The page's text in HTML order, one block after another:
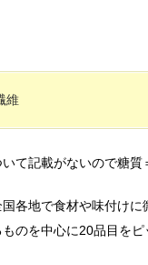
維
て記載がないので糖質
各地で食材や味付けに
のを中心に20品目をピ